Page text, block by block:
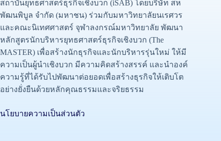
สถาบันยุทธศาสตร์ธุรกิจเชิงบวก (iSAB) โดยบริษัท สห
พัฒนพิบูล จำกัด (มหาชน) ร่วมกับมหาวิทยาลัยนเรศวร
และคณะนิเทศศาสตร์ จุฬาลงกรณ์มหาวิทยาลัย พัฒนา
หลักสูตรนักบริหารยุทธศาสตร์ธุรกิจเชิงบวก (The
MASTER) เพื่อสร้างนักธุรกิจและนักบริหารรุ่นใหม่ ให้มี
ความเป็นผู้นำเชิงบวก มีความคิดสร้างสรรค์ และนำองค์
ความรู้ที่ได้รับไปพัฒนาต่อยอดเพื่อสร้างธุรกิจให้เติบโต
อย่างยั่งยืนด้วยหลักคุณธรรมและจริยธรรม
นโยบายความเป็นส่วนตัว